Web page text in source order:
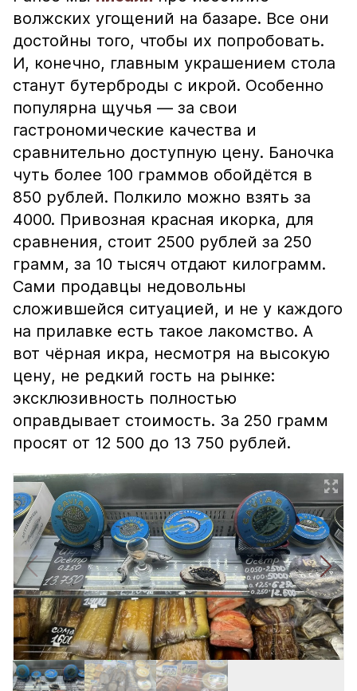
волжских угощений на базаре. Все они
достойны того, чтобы их попробовать.
И, конечно, главным украшением стола
станут бутерброды с икрой. Особенно
популярна щучья — за свои
гастрономические качества и
сравнительно доступную цену. Баночка
чуть более 100 граммов обойдётся в
850 рублей. Полкило можно взять за
4000. Привозная красная икорка, для
сравнения, стоит 2500 рублей за 250
грамм, за 10 тысяч отдают килограмм.
Сами продавцы недовольны
сложившейся ситуацией, и не у каждого
на прилавке есть такое лакомство. А
вот чёрная икра, несмотря на высокую
цену, не редкий гость на рынке:
эксклюзивность полностью
оправдывает стоимость. За 250 грамм
просят от 12 500 до 13 750 рублей.